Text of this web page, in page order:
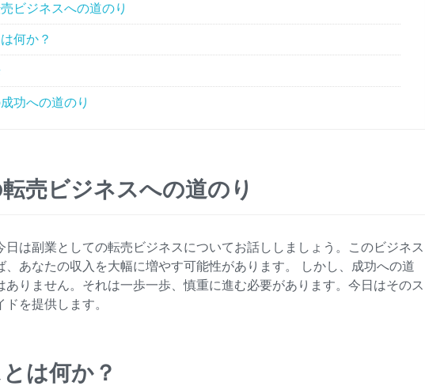
ビジネスへの道のり
何か？
功への道のり
売ビジネスへの道のり
日は副業としての転売ビジネスについてお話ししましょう。このビジネス
、あなたの収入を大幅に増やす可能性があります。 しかし、成功への道
ありません。それは一歩一歩、慎重に進む必要があります。今日はそのス
を提供します。
は何か？